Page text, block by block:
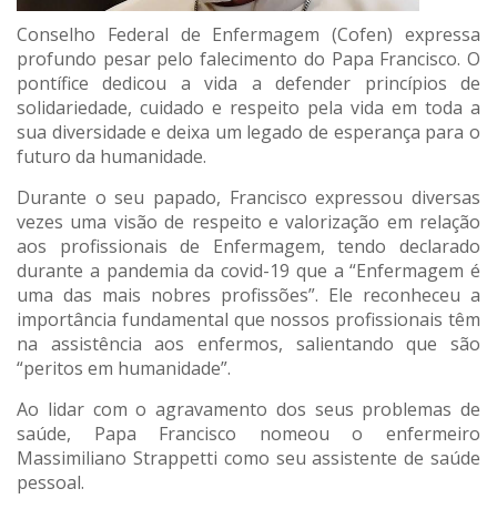
Conselho Federal de Enfermagem (Cofen) expressa
profundo pesar pelo falecimento do Papa Francisco. O
pontífice dedicou a vida a defender princípios de
solidariedade, cuidado e respeito pela vida em toda a
sua diversidade e deixa um legado de esperança para o
futuro da humanidade.
Durante o seu papado, Francisco expressou diversas
vezes uma visão de respeito e valorização em relação
aos profissionais de Enfermagem, tendo declarado
durante a pandemia da covid-19 que a “Enfermagem é
uma das mais nobres profissões”. Ele reconheceu a
importância fundamental que nossos profissionais têm
na assistência aos enfermos, salientando que são
“peritos em humanidade”.
Ao lidar com o agravamento dos seus problemas de
saúde, Papa Francisco nomeou o enfermeiro
Massimiliano Strappetti como seu assistente de saúde
pessoal.